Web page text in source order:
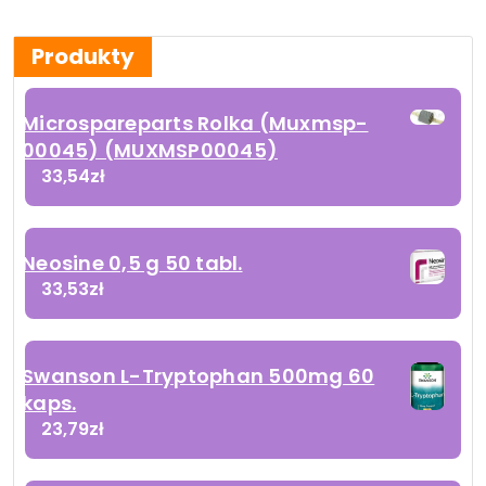
Produkty
Microspareparts Rolka (Muxmsp-
00045) (MUXMSP00045)
33,54zł
Neosine 0,5 g 50 tabl.
33,53zł
Swanson L-Tryptophan 500mg 60
kaps.
23,79zł